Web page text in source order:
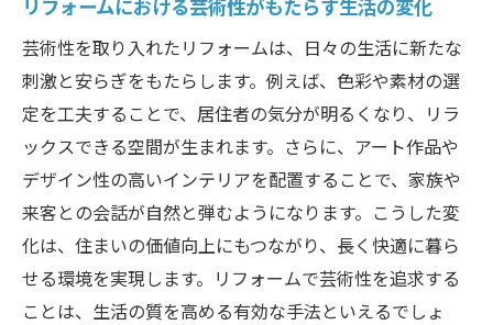
芸術性を取り入れたリフォームは、日々の生活に新たな
刺激と安らぎをもたらします。例えば、色彩や素材の選
定を工夫することで、居住者の気分が明るくなり、リラ
ックスできる空間が生まれます。さらに、アート作品や
デザイン性の高いインテリアを配置することで、家族や
来客との会話が自然と弾むようになります。こうした変
化は、住まいの価値向上にもつながり、長く快適に暮ら
せる環境を実現します。リフォームで芸術性を追求する
ことは、生活の質を高める有効な手法といえるでしょ